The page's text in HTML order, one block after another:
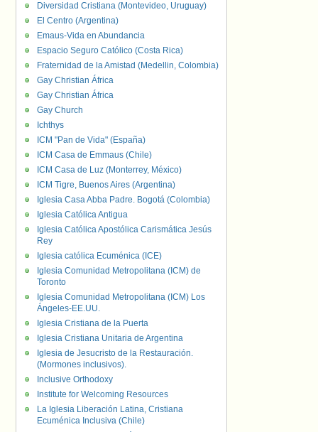
Diversidad Cristiana (Montevideo, Uruguay)
El Centro (Argentina)
Emaus-Vida en Abundancia
Espacio Seguro Católico (Costa Rica)
Fraternidad de la Amistad (Medellin, Colombia)
Gay Christian África
Gay Christian África
Gay Church
Ichthys
ICM "Pan de Vida" (España)
ICM Casa de Emmaus (Chile)
ICM Casa de Luz (Monterrey, México)
ICM Tigre, Buenos Aires (Argentina)
Iglesia Casa Abba Padre. Bogotá (Colombia)
Iglesia Católica Antigua
Iglesia Católica Apostólica Carismática Jesús
Rey
Iglesia católica Ecuménica (ICE)
Iglesia Comunidad Metropolitana (ICM) de
Toronto
Iglesia Comunidad Metropolitana (ICM) Los
Ángeles-EE.UU.
Iglesia Cristiana de la Puerta
Iglesia Cristiana Unitaria de Argentina
Iglesia de Jesucristo de la Restauración.
(Mormones inclusivos).
Inclusive Orthodoxy
Institute for Welcoming Resources
La Iglesia Liberación Latina, Cristiana
Ecuménica Inclusiva (Chile)